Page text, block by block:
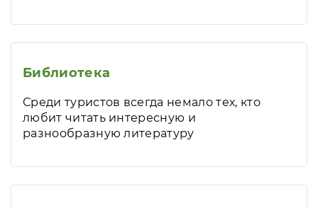
Библиотека
Среди туристов всегда немало тех, кто
любит читать интересную и
разнообразную литературу